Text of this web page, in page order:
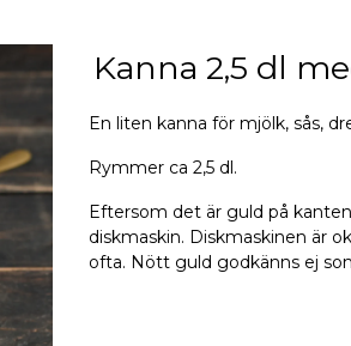
Kanna 2,5 dl
En liten kanna för mjölk, sås,
Rymmer ca 2,5 dl.
Eftersom det är guld på
diskmaskin. Diskmaskinen är
ofta. Nött guld godkänns ej